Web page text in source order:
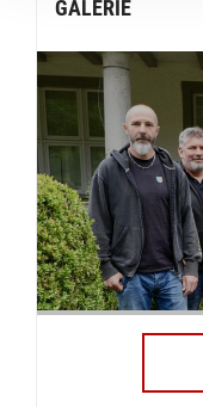
GALERIE